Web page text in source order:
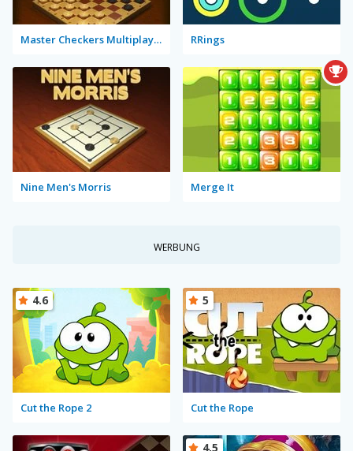
Master Checkers Multiplayer RRings
Nine Men's Morris Merge It
WERBUNG
Cut the Rope 2
4.6
Cut the Rope
5
4.5